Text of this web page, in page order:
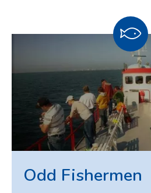
Odd Fishermen